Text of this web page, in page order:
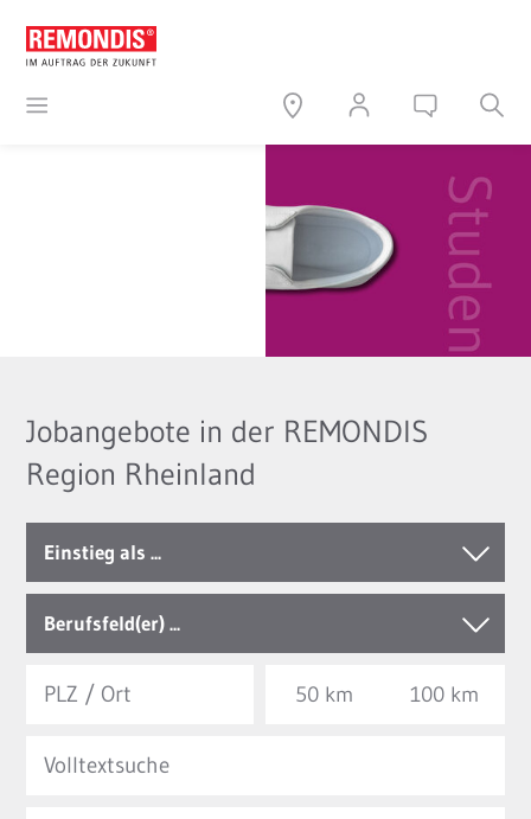
Jobangebote in der REMONDIS
Region Rheinland
Einstieg als ...
Berufsfeld(er) ...
50 km 100 km